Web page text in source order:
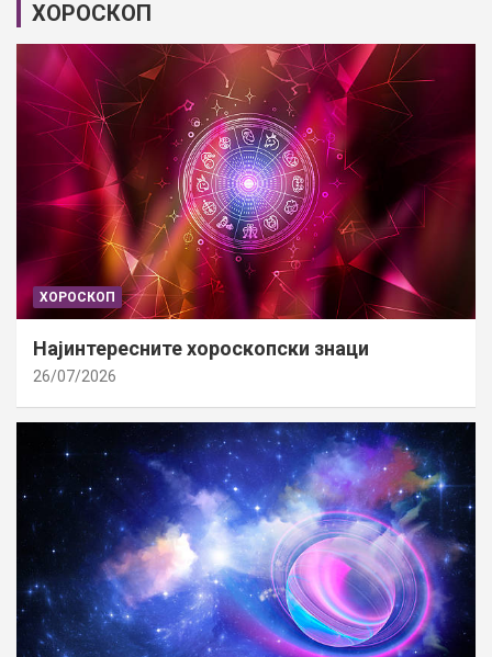
ХОРОСКОП
ХОРОСКОП
Најинтересните хороскопски знаци
26/07/2026